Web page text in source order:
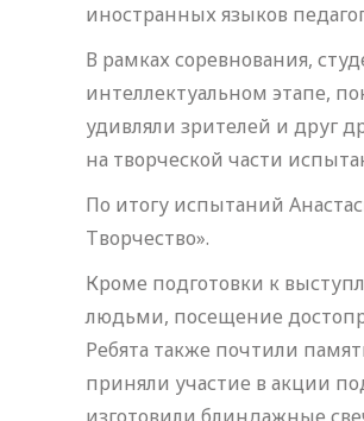
иностранных языков
В рамках соревнования,
интеллектуальном этапе,
удивляли зрителей и друг
на творческой части
По итогу испытаний
Творчество».
Кроме подготовки к
людьми, посещение
Ребята также почтили
приняли участие в акции